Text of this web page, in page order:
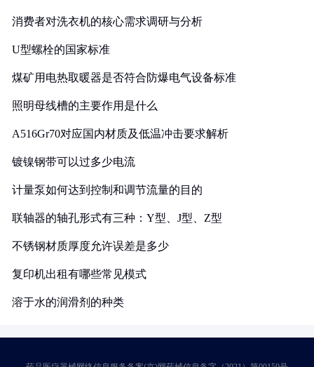
消费者对洗衣机的核心需求调研与分析
U型螺栓的国家标准
煤矿用电热取暖器是否符合防爆电气设备标准
照明母线槽的主要作用是什么
A516Gr70对应国内材质及低温冲击要求解析
镀镍钢带可以过多少电流
计量泵如何达到控制和调节流量的目的
联轴器的轴孔形式有三种：Y型、J型、Z型
不锈钢材质厚度允许误差是多少
复印机出租有哪些常见模式
溶于水的润滑剂的种类